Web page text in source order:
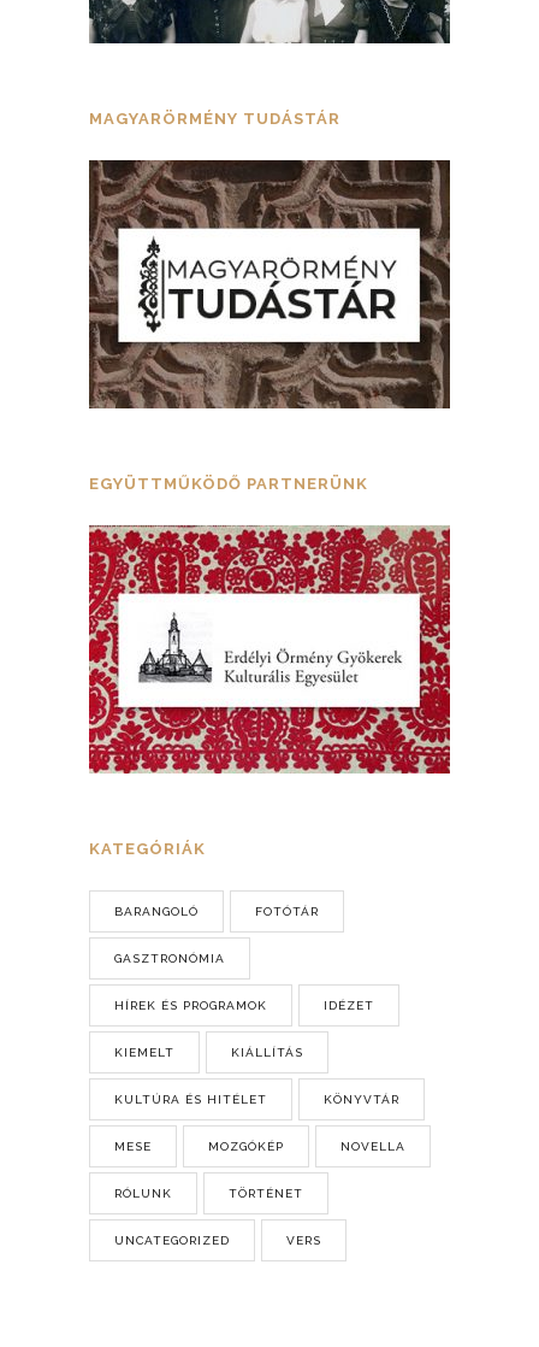
MAGYARÖRMÉNY TUDÁSTÁR
EGYÜTTMŰKÖDŐ PARTNERÜNK
KATEGÓRIÁK
BARANGOLÓ FOTÓTÁR
GASZTRONÓMIA
HÍREK ÉS PROGRAMOK IDÉZET
KIEMELT KIÁLLÍTÁS
KULTÚRA ÉS HITÉLET KÖNYVTÁR
MESE MOZGÓKÉP NOVELLA
RÓLUNK TÖRTÉNET
UNCATEGORIZED VERS